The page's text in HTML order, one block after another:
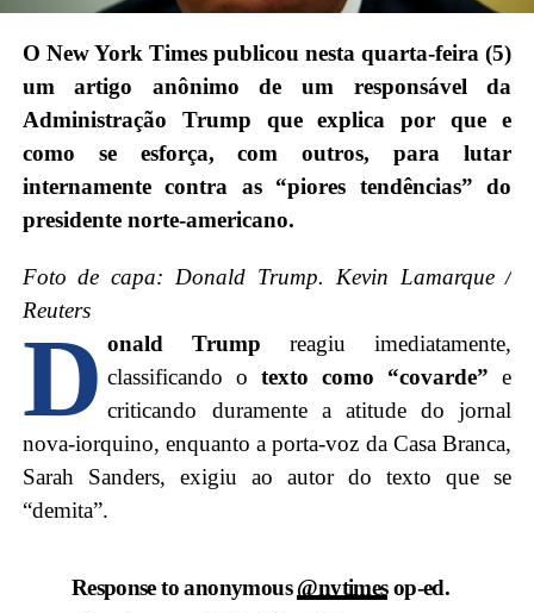
O New York Times publicou nesta quarta-feira (5)
um artigo anônimo de um responsável da
Administração Trump que explica por que e
como se esforça, com outros, para lutar
internamente contra as “piores tendências” do
presidente norte-americano.
Foto de capa: Donald Trump. Kevin Lamarque /
Reuters
D onald Trump reagiu imediatamente,
classificando otexto como “covarde” e
criticando duramente a atitude do jornal
nova-iorquino, enquanto a porta-voz da Casa Branca,
Sarah Sanders, exigiu ao autor do texto que se
“demita”.
Response to anonymous@nytimesop-ed.